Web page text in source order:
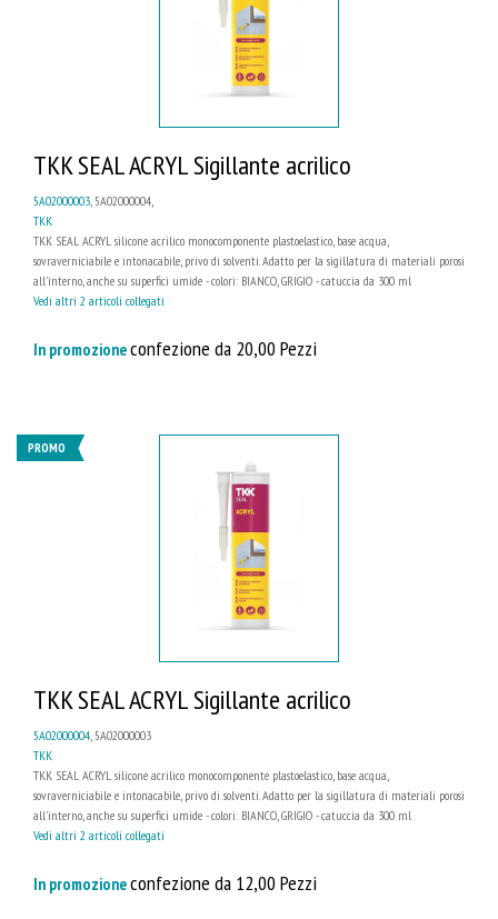
TKK SEAL ACRYL Sigillante acrilico
5A02000003, 5A02000004,
TKK
TKK SEAL ACRYL silicone acrilico monocomponente plastoelastico, base acqua,
sovraverniciabile e intonacabile, privo di solventi. Adatto per la sigillatura di materiali porosi
all'interno, anche su superfici umide - colori: BIANCO, GRIGIO - catuccia da 300 ml
Vedi altri 2 articoli collegati
In promozioneconfezione da 20,00 Pezzi
PROMO
TKK SEAL ACRYL Sigillante acrilico
5A02000004 , 5A02000003
TKK
TKK SEAL ACRYL silicone acrilico monocomponente plastoelastico, base acqua,
sovraverniciabile e intonacabile, privo di solventi. Adatto per la sigillatura di materiali porosi
all'interno, anche su superfici umide - colori: BIANCO, GRIGIO - catuccia da 300 ml
Vedi altri 2 articoli collegati
In promozioneconfezione da 12,00 Pezzi